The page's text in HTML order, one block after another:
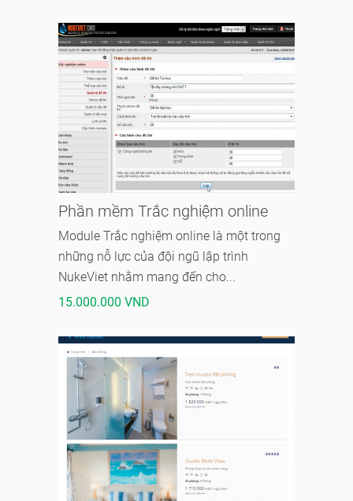
Phần mềm Trắc nghiệm online
Module Trắc nghiệm online là một trong
những nỗ lực của đội ngũ lập trình
NukeViet nhằm mang đến cho...
15.000.000 VND